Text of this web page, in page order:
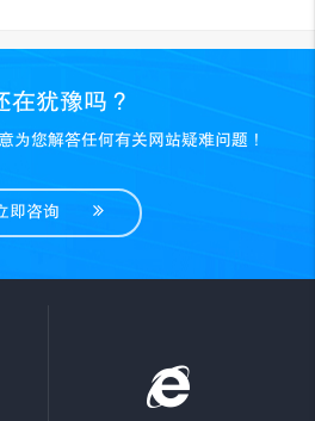
在犹豫吗？
为您解答任何有关网站疑难问题！
即咨询